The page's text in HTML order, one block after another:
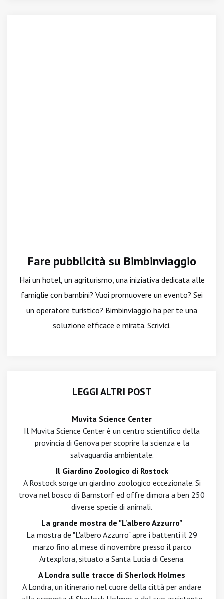
Fare pubblicità su Bimbinviaggio
Hai un hotel, un agriturismo, una iniziativa dedicata alle
famiglie con bambini? Vuoi promuovere un evento? Sei
un operatore turistico? Bimbinviaggio ha per te una
soluzione efficace e mirata. Scrivici.
LEGGI ALTRI POST
Muvita Science Center
Il Muvita Science Center è un centro scientifico della
provincia di Genova per scoprire la scienza e la
salvaguardia ambientale.
Il Giardino Zoologico di Rostock
A Rostock sorge un giardino zoologico eccezionale. Si
trova nel bosco di Barnstorf ed offre dimora a ben 250
diverse specie di animali.
La grande mostra de "L'albero Azzurro"
La mostra de "L'albero Azzurro" apre i battenti il 29
marzo fino al mese di novembre presso il parco
Artexplora, situato a Santa Lucia di Cesena.
A Londra sulle tracce di Sherlock Holmes
A Londra, un itinerario nel cuore della città per andare